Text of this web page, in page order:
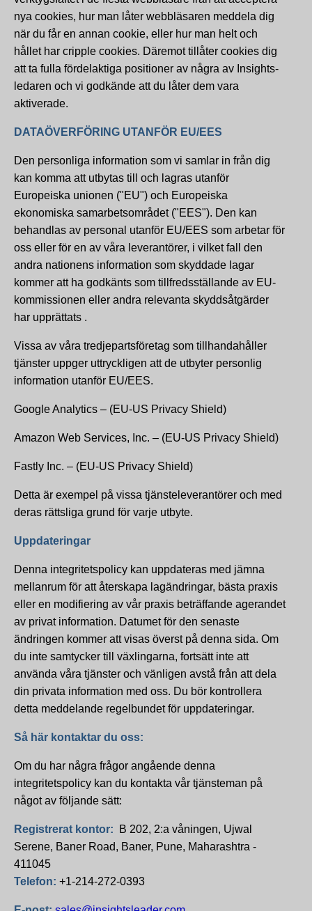
nya cookies, hur man låter webbläsaren meddela dig
när du får en annan cookie, eller hur man helt och
hållet har cripple cookies. Däremot tillåter cookies dig
att ta fulla fördelaktiga positioner av några av Insights-
ledaren och vi godkände att du låter dem vara
aktiverade.
DATAÖVERFÖRING UTANFÖR EU/EES
Den personliga information som vi samlar in från dig
kan komma att utbytas till och lagras utanför
Europeiska unionen ("EU") och Europeiska
ekonomiska samarbetsområdet ("EES"). Den kan
behandlas av personal utanför EU/EES som arbetar för
oss eller för en av våra leverantörer, i vilket fall den
andra nationens information som skyddade lagar
kommer att ha godkänts som tillfredsställande av EU-
kommissionen eller andra relevanta skyddsåtgärder
har upprättats .
Vissa av våra tredjepartsföretag som tillhandahåller
tjänster uppger uttryckligen att de utbyter personlig
information utanför EU/EES.
Google Analytics – (EU-US Privacy Shield)
Amazon Web Services, Inc. – (EU-US Privacy Shield)
Fastly Inc. – (EU-US Privacy Shield)
Detta är exempel på vissa tjänsteleverantörer och med
deras rättsliga grund för varje utbyte.
Uppdateringar
Denna integritetspolicy kan uppdateras med jämna
mellanrum för att återskapa lagändringar, bästa praxis
eller en modifiering av vår praxis beträffande agerandet
av privat information. Datumet för den senaste
ändringen kommer att visas överst på denna sida. Om
du inte samtycker till växlingarna, fortsätt inte att
använda våra tjänster och vänligen avstå från att dela
din privata information med oss. Du bör kontrollera
detta meddelande regelbundet för uppdateringar.
Så här kontaktar du oss:
Om du har några frågor angående denna
integritetspolicy kan du kontakta vår tjänsteman på
något av följande sätt:
Registrerat kontor: B 202, 2:a våningen, Ujwal
Serene, Baner Road, Baner, Pune, Maharashtra -
411045
Telefon: +1-214-272-0393